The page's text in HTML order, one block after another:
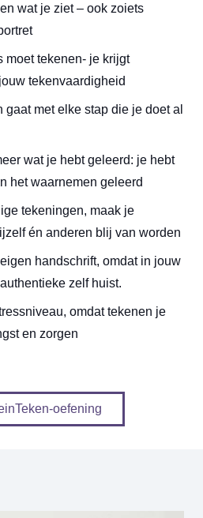
wat je ziet – ook zoiets
moet tekenen- je krijgt
tekenvaardigheid
gaat met elke stap die je doet al
wat je hebt geleerd: je hebt
het waarnemen geleerd
tekeningen, maak je
én anderen blij van worden
handschrift, omdat in jouw
zelf huist.
omdat tekenen je
en zorgen
oefening